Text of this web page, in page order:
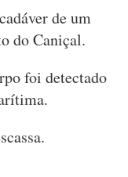
de um
do Caniçal.
foi detectado